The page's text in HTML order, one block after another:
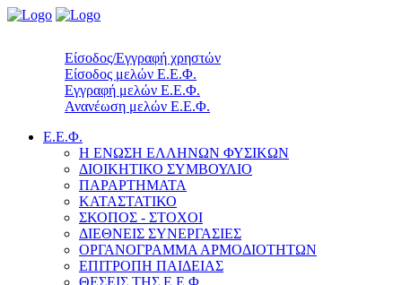
Είσοδος/Εγγραφή χρηστών
Είσοδος μελών Ε.Ε.Φ.
Εγγραφή μελών Ε.Ε.Φ.
Ανανέωση μελών Ε.Ε.Φ.
Ε.Ε.Φ.
Η ΕΝΩΣΗ ΕΛΛΗΝΩΝ ΦΥΣΙΚΩΝ
ΔΙΟΙΚΗΤΙΚΟ ΣΥΜΒΟΥΛΙΟ
ΠΑΡΑΡΤΗΜΑΤΑ
ΚΑΤΑΣΤΑΤΙΚΟ
ΣΚΟΠΟΣ - ΣΤΟΧΟΙ
ΔΙΕΘΝΕΙΣ ΣΥΝΕΡΓΑΣΙΕΣ
ΟΡΓΑΝΟΓΡΑΜΜΑ ΑΡΜΟΔΙΟΤΗΤΩΝ
ΕΠΙΤΡΟΠΗ ΠΑΙΔΕΙΑΣ
ΘΕΣΕΙΣ ΤΗΣ Ε.Ε.Φ.